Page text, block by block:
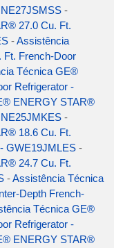
-
27.0 Cu. Ft.
-Assistência
French-Door
Técnica GE®
Refrigerator -
ENERGY STAR®
-
18.6 Cu. Ft.
GWE19JMLES -
24.7 Cu. Ft.
-Assistência Técnica
Depth French-
Técnica GE®
Refrigerator -
ENERGY STAR®